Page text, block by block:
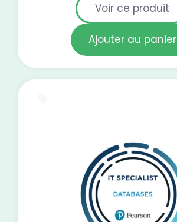
Voir ce produit
Ajouter au panier